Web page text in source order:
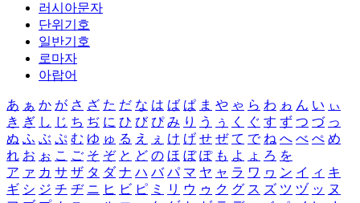
러시아문자
단위기호
일반기호
로마자
아랍어
あ ぁ か が さ ざ た だ な は ば ぱ ま や ゃ ら わ ゎ ん い ぃ
き ぎ し じ ち ぢ に ひ び ぴ み り う ぅ く ぐ す ず つ づ っ
ぬ ふ ぶ ぷ む ゆ ゅ る え ぇ け げ せ ぜ て で ね へ べ ぺ め
れ お ぉ こ ご そ ぞ と ど の ほ ぼ ぽ も よ ょ ろ を
ア ァ カ サ ザ タ ダ ナ ハ バ パ マ ヤ ャ ラ ワ ヮ ン イ ィ キ
ギ シ ジ チ ヂ ニ ヒ ビ ピ ミ リ ウ ゥ ク グ ス ズ ツ ヅ ッ ヌ